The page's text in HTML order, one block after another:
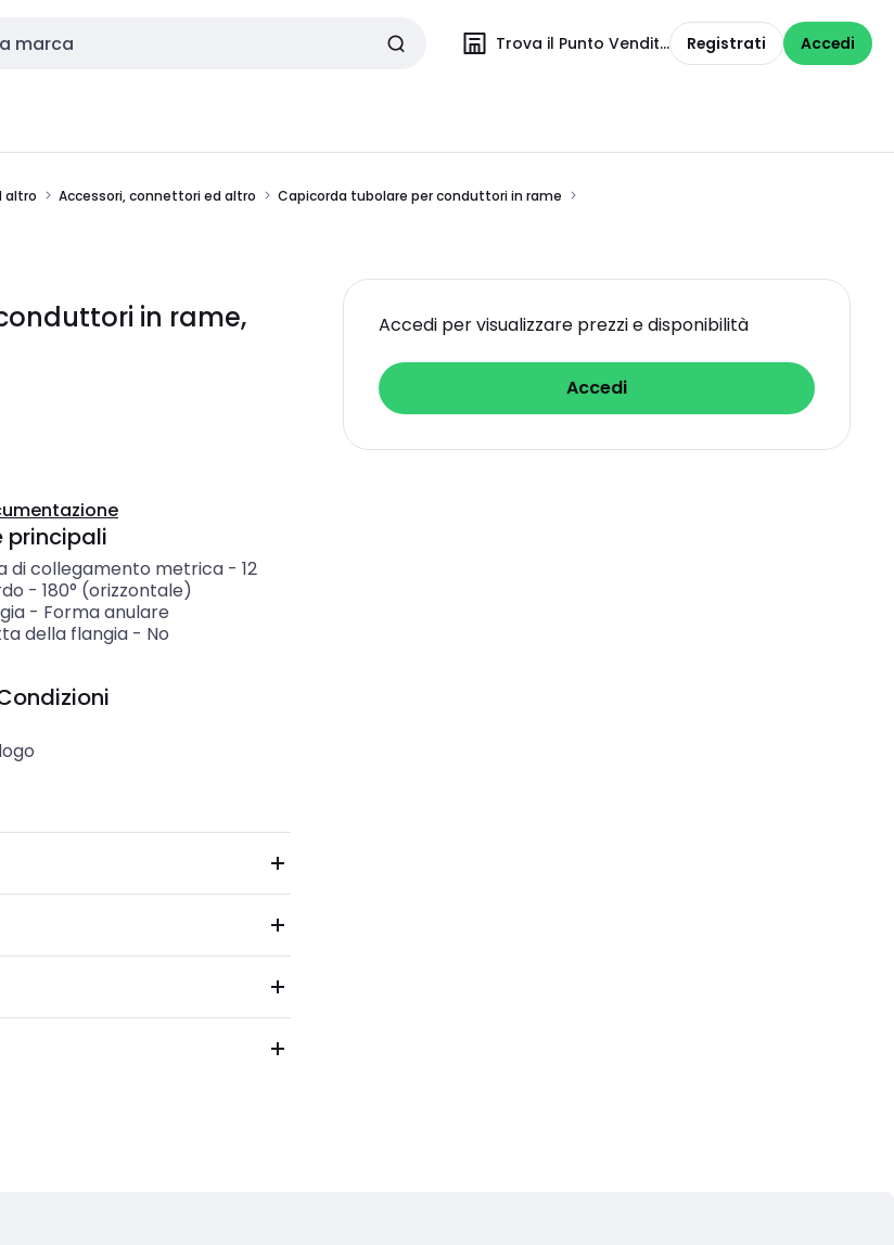
Trova il Punto Vendita Registrati Accedi
altro Accessori, connettori ed altro
Capicorda tubolare per conduttori in rame
in rame,
Accedi per visualizzare prezzi e disponibilità
Accedi
principali
di collegamento metrica- 12
- 180° (orizzontale)
- Forma anulare
della flangia- No